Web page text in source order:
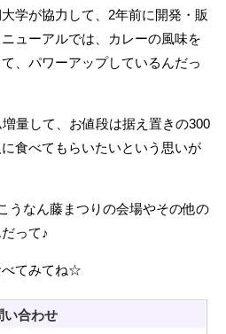
学が協力して、2年前に開発・販
ューアルでは、カレーの風味を
、パワーアップしているんだっ
量して、お値段は据え置きの300
食べてもらいたいという思いが
うなん藤まつりの会場やその他の
って♪
べてみてね☆
い合わせ